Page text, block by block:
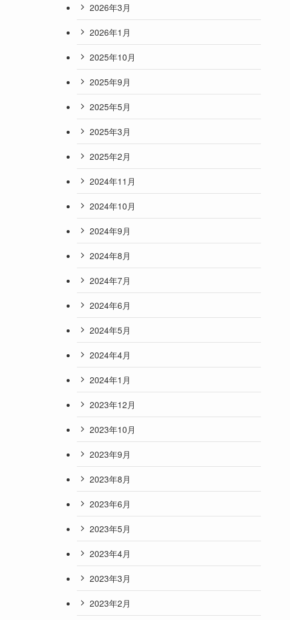
2026年3月
2026年1月
2025年10月
2025年9月
2025年5月
2025年3月
2025年2月
2024年11月
2024年10月
2024年9月
2024年8月
2024年7月
2024年6月
2024年5月
2024年4月
2024年1月
2023年12月
2023年10月
2023年9月
2023年8月
2023年6月
2023年5月
2023年4月
2023年3月
2023年2月